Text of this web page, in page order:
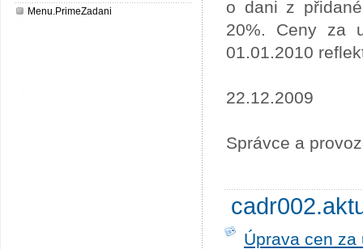
Menu.PrimeZadani
o dani z
20%. Ceny za
01.01.2010
22.12.2009
Správce a
Úprava cen